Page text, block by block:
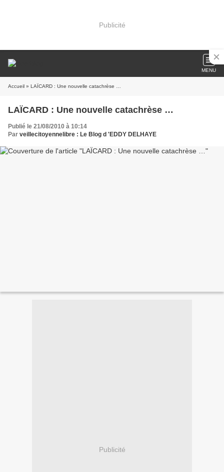
Publicité
MENU
Accueil » LAÏCARD : Une nouvelle catachrèse …
LAÏCARD : Une nouvelle catachrèse …
Publié le 21/08/2010 à 10:14
Par veillecitoyennelibre : Le Blog d 'EDDY DELHAYE
Publicité